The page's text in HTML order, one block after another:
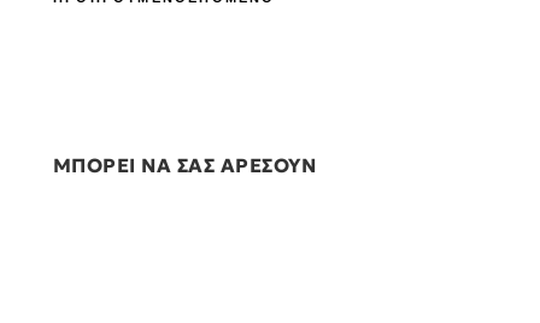
ΜΠΟΡΕΙ ΝΑ ΣΑΣ ΑΡΕΣΟΥΝ